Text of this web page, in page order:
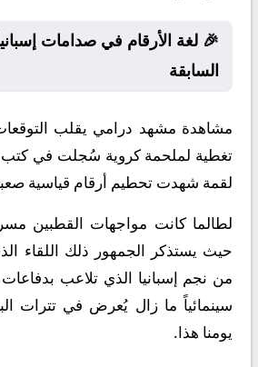
🎉 لغة الأرقام في صدامات
السابقة
مشاهدة مشهد درامي يقلب
تغطية لملحمة كروية سُجلت في كتب
لقمة شهدت تحطيم أرقام قياسية
لطالما كانت مواجهات القطبين
حيث يستذكر الجمهور ذلك اللقاء
من نجم إسبانيا الذي تلاعب
سينمائياً ما زال يُعرض في تترات
يومنا هذا.